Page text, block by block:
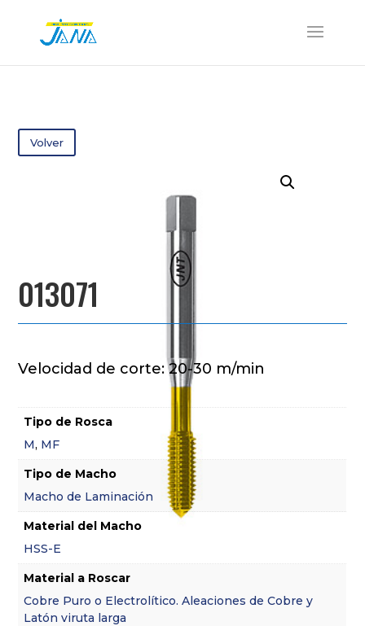
Volver
013071
Velocidad de corte: 20-30 m/min
Tipo de Rosca
M, MF
Tipo de Macho
Macho de Laminación
Material del Macho
HSS-E
Material a Roscar
Cobre Puro o Electrolítico. Aleaciones de Cobre y
Latón viruta larga